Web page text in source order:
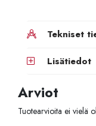
Tekniset
Lisätiedot
Arviot
Tuotearvioita ei vielä